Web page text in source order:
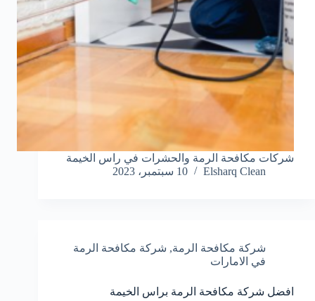
شركات مكافحة الرمة والحشرات في راس الخيمة
Elsharq Clean
10 سبتمبر، 2023
شركة مكافحة الرمة, شركة مكافحة الرمة
في الامارات
افضل شركة مكافحة الرمة براس الخيمة